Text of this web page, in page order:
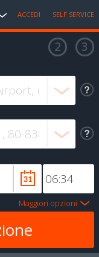
ACCEDI SELF SERVICE
Maggiori opzioni